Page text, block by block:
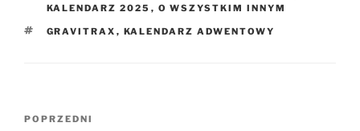
KALENDARZ 2025 , O WSZYSTKIM INNYM
TAGI
GRAVITRAX , KALENDARZ ADWENTOWY
Poprzedni
POPRZEDNI